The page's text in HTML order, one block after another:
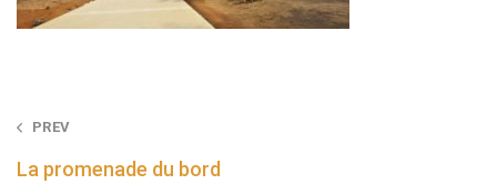
Post
navigation
PREV
La promenade du bord